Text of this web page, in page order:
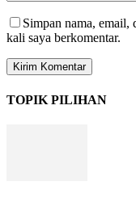
Simpan nama, email,
kali saya berkomentar.
TOPIK PILIHAN